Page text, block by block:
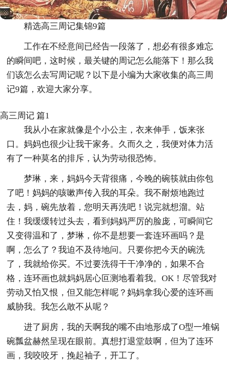
精选高三周记集锦9篇
工作在不经意间已经告一段落了，想必有很多难忘
的瞬间吧，这时候，最关键的周记怎么能落下！那么我
们该怎么去写周记呢？以下是小编为大家收集的高三周
记9篇，欢迎大家分享。
高三周记 篇1
我从小在家就像是个小公主，衣来伸手，饭来张
口。妈妈也很少让我干家务。久而久之，我便对体力活
有了一种莫名的排斥，认为劳动很恐怖。
梦琳，来，妈妈今天背很痛，今晚的碗筷就由你包
了吧！妈妈的咳嗽声传入我的耳朵。我不耐烦地跑过
去，妈，碗先放着，您明天再洗吧！说完就想溜。站
住！我缓缓转过头去，看到妈妈严厉的脸庞，可瞬间它
又变得温和了，梦琳，你不是想要一套连环画吗？是
啊，怎么了？我迫不及待地问。只要你把今天的碗洗
了，我就给你买。不过要洗得干干净净的，如果不合
格，连环画也就妈妈居心叵测地看着我。OK！尽管我对
劳动又怕又恨，但又能怎样呢？妈妈拿我心爱的连环画
威胁我。我怎么敢不从呢？
进了厨房，我的天啊我的嘴不由地形成了O型一堆锅
碗瓢盆赫然呈现在眼前。真想打退堂鼓啊，但为了连环
画，我咬咬牙，挽起袖子，开工了。